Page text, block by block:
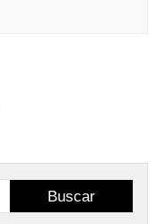
Buscar